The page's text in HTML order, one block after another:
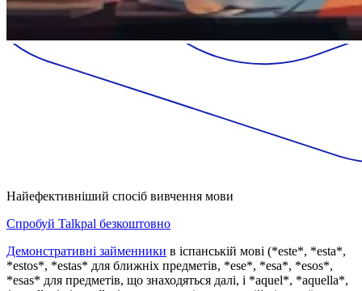
Найефективніший спосіб вивчення мови
Спробуй Talkpal безкоштовно
Демонстративні займенники в іспанській мові (*este*, *esta*,
*estos*, *estas* для ближніх предметів, *ese*, *esa*, *esos*,
*esas* для предметів, що знаходяться далі, і *aquel*, *aquella*,